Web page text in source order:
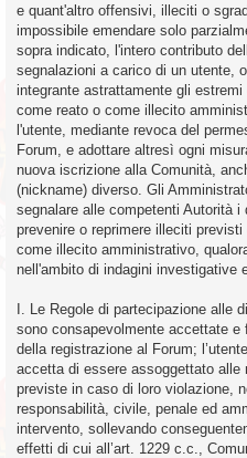
e quant'altro offensivi, illeciti o
impossibile emendare solo
sopra indicato, l'intero contributo
segnalazioni a carico di un utente,
integrante astrattamente gli
come reato o come illecito
l'utente, mediante revoca del
Forum, e adottare altresì ogni
nuova iscrizione alla Comunità,
(nickname) diverso. Gli
segnalare alle competenti Autorità
prevenire o reprimere illeciti
come illecito amministrativo,
nell'ambito di indagini investigative
I. Le Regole di partecipazione alle
sono consapevolmente accettate e
della registrazione al Forum;
accetta di essere assoggettato alle
previste in caso di loro violazione,
responsabilità, civile, penale ed
intervento, sollevando
effetti di cui all’art. 1229 c.c.,